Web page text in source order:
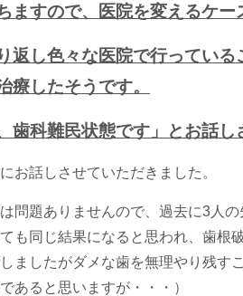
ますので、医院を変えるケー
返し色々な医院で行ってい
療したそうです。
歯科難民状態です」とお話し
お話しさせていただきました。
問題ありませんので、過去に3人
も同じ結果になると思われ、歯根
ましたがダメな歯を無理やり残す
あると思いますが・・・）